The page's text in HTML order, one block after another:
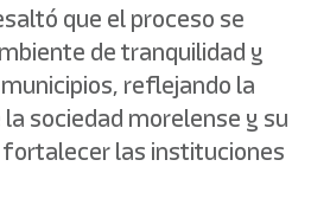
que el proceso se
de tranquilidad y
reflejando la
sociedad morelense y su
las instituciones